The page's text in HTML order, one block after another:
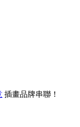
插畫品牌串聯！